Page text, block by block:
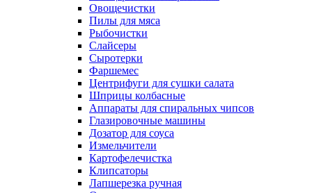
Овощечистки
Пилы для мяса
Рыбочистки
Слайсеры
Сыротерки
Фаршемес
Центрифуги для сушки салата
Шприцы колбасные
Аппараты для спиральных чипсов
Глазировочные машины
Дозатор для соуса
Измельчители
Картофелечистка
Клипсаторы
Лапшерезка ручная